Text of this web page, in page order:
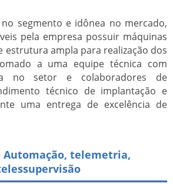
segmento e idônea no mercado,
pela empresa possuir máquinas
estrutura ampla para realização dos
a uma equipe técnica com
no setor e colaboradores de
técnico de implantação e
uma entrega de excelência de
Automação, telemetria,